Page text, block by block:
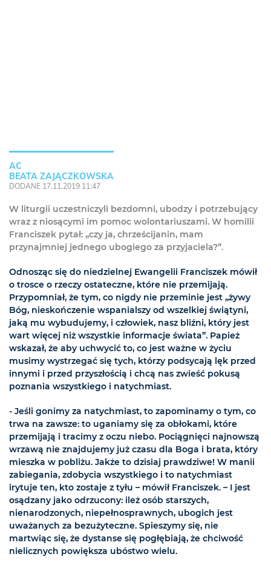
AC
BEATA ZAJĄCZKOWSKA
DODANE 17.11.2019 11:47
W liturgii uczestniczyli bezdomni, ubodzy i potrzebujący
wraz z niosącymi im pomoc wolontariuszami. W homilii
Franciszek pytał: „czy ja, chrześcijanin, mam
przynajmniej jednego ubogiego za przyjaciela?”.
Odnosząc się do niedzielnej Ewangelii Franciszek mówił
o trosce o rzeczy ostateczne, które nie przemijają.
Przypomniał, że tym, co nigdy nie przeminie jest „żywy
Bóg, nieskończenie wspanialszy od wszelkiej świątyni,
jaką mu wybudujemy, i człowiek, nasz bliźni, który jest
wart więcej niż wszystkie informacje świata”. Papież
wskazał, że aby uchwycić to, co jest ważne w życiu
musimy wystrzegać się tych, którzy podsycają lęk przed
innymi i przed przyszłością i chcą nas zwieść pokusą
poznania wszystkiego i natychmiast.
- Jeśli gonimy za natychmiast, to zapominamy o tym, co
trwa na zawsze: to uganiamy się za obłokami, które
przemijają i tracimy z oczu niebo. Pociągnięci najnowszą
wrzawą nie znajdujemy już czasu dla Boga i brata, który
mieszka w pobliżu. Jakże to dzisiaj prawdziwe! W manii
zabiegania, zdobycia wszystkiego i to natychmiast
irytuje ten, kto zostaje z tyłu – mówił Franciszek. – I jest
osądzany jako odrzucony: ileż osób starszych,
nienarodzonych, niepełnosprawnych, ubogich jest
uważanych za bezużyteczne. Spieszymy się, nie
martwiąc się, że dystanse się pogłębiają, że chciwość
nielicznych powiększa ubóstwo wielu.